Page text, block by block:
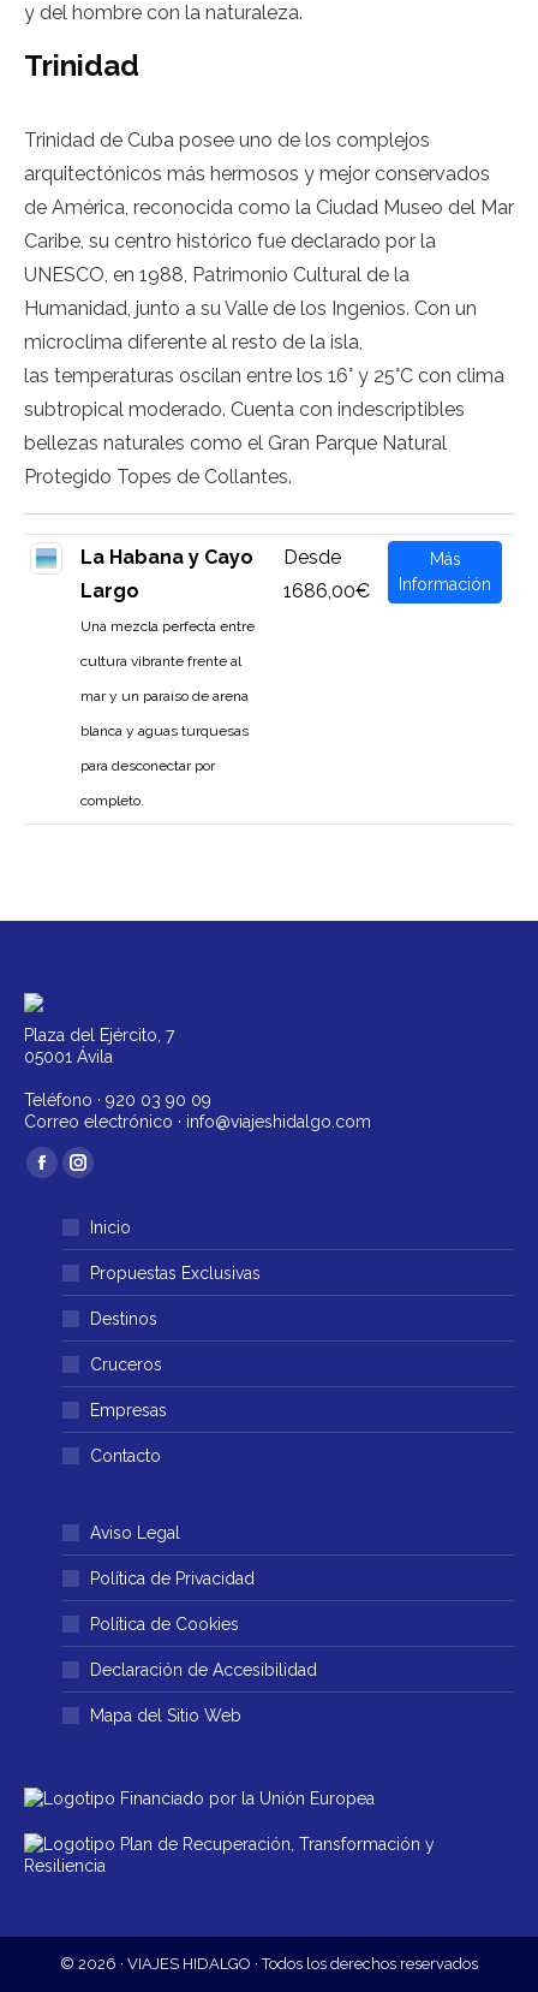
y del hombre con la naturaleza.
Trinidad
Trinidad de Cuba posee uno de los complejos
arquitectónicos más hermosos y mejor conservados
de América, reconocida como la Ciudad Museo del Mar
Caribe, su centro histórico fue declarado por la
UNESCO, en 1988, Patrimonio Cultural de la
Humanidad, junto a su Valle de los Ingenios. Con un
microclima diferente al resto de la isla,
las temperaturas oscilan entre los 16° y 25°C con clima
subtropical moderado. Cuenta con indescriptibles
bellezas naturales como el Gran Parque Natural
Protegido Topes de Collantes.
La Habana y Cayo
Largo
Una mezcla perfecta entre
cultura vibrante frente al
mar y un paraíso de arena
blanca y aguas turquesas
para desconectar por
completo.
Desde
1686,00€
Más
Información
Plaza del Ejército, 7
05001 Ávila
Teléfono · 920 03 90 09
Correo electrónico · info@viajeshidalgo.com
Encuéntranos en:
Facebook
abre
una
ventana
Instagram
se
abre
en
una
ventana
Inicio
Propuestas Exclusivas
Destinos
Cruceros
Empresas
Contacto
Aviso Legal
Política de Privacidad
Política de Cookies
Declaración de Accesibilidad
Mapa del Sitio Web
© 2026 · VIAJES HIDALGO · Todos los derechos reservados